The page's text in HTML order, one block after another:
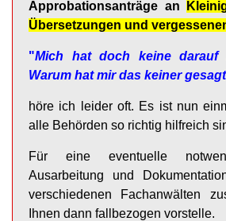
Approbationsanträge an
Übersetzungen und
"Mich hat doch keine darauf
Warum hat mir das keiner
höre ich leider oft. Es ist nun
alle Behörden so richtig hilfreich
Für eine eventuelle
Ausarbeitung und
verschiedenen Fachanwälten
Ihnen dann fallbezogen vorstelle.